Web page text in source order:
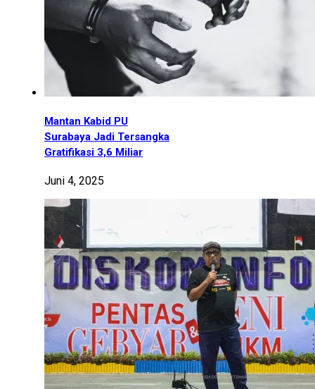
Mantan Kabid PU
Surabaya Jadi Tersangka
Gratifikasi 3,6 Miliar
Juni 4, 2025